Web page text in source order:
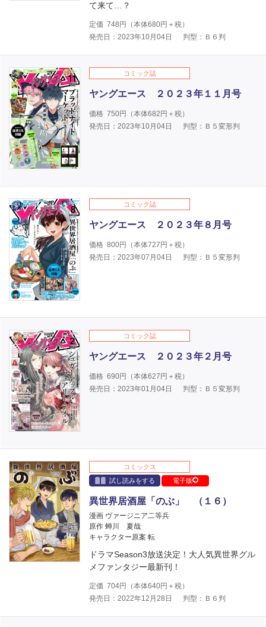
て来て…？
定価 748 円（本体680円＋税）
発売日：2023年10月04日
判型：Ｂ６判
コミック誌
ヤングエース ２０２３年１１月号
価格 750円（本体682円＋税）
発売日：2023年10月04日
判型：Ｂ５変形判
コミック誌
ヤングエース ２０２３年８月号
価格 800円（本体727円＋税）
発売日：2023年07月04日
判型：Ｂ５変形判
コミック誌
ヤングエース ２０２３年２月号
価格 690円（本体627円＋税）
発売日：2023年01月04日
判型：Ｂ５変形判
コミックス
試し読みをする
電子版
異世界居酒屋「のぶ」 （１６）
漫画 ヴァージニア二等兵
原作 蝉川 夏哉
キャラクター原案 転
ドラマSeason3放送決定！大人気異世界グル
メファンタジー最新刊！
定価 704円（本体640円＋税）
発売日：2022年12月28日
判型：Ｂ６判